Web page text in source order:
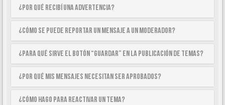
¿Por qué recibí una advertencia?
¿Cómo se puede reportar un mensaje a un moderador?
¿Para qué sirve el botón “Guardar” en la publicación de temas?
¿Por qué mis mensajes necesitan ser aprobados?
¿Cómo hago para reactivar un tema?